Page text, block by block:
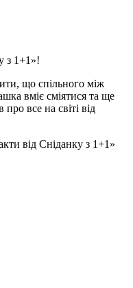
з 1+1»!
що спільного між
вміє сміятися та ще
все на світі від
від Сніданку з 1+1»